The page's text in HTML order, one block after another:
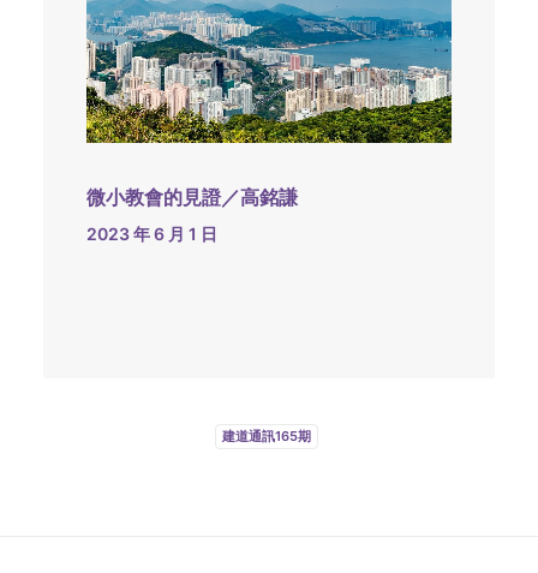
微小教會的見證／高銘謙
2023 年 6 月 1 日
建道通訊165期